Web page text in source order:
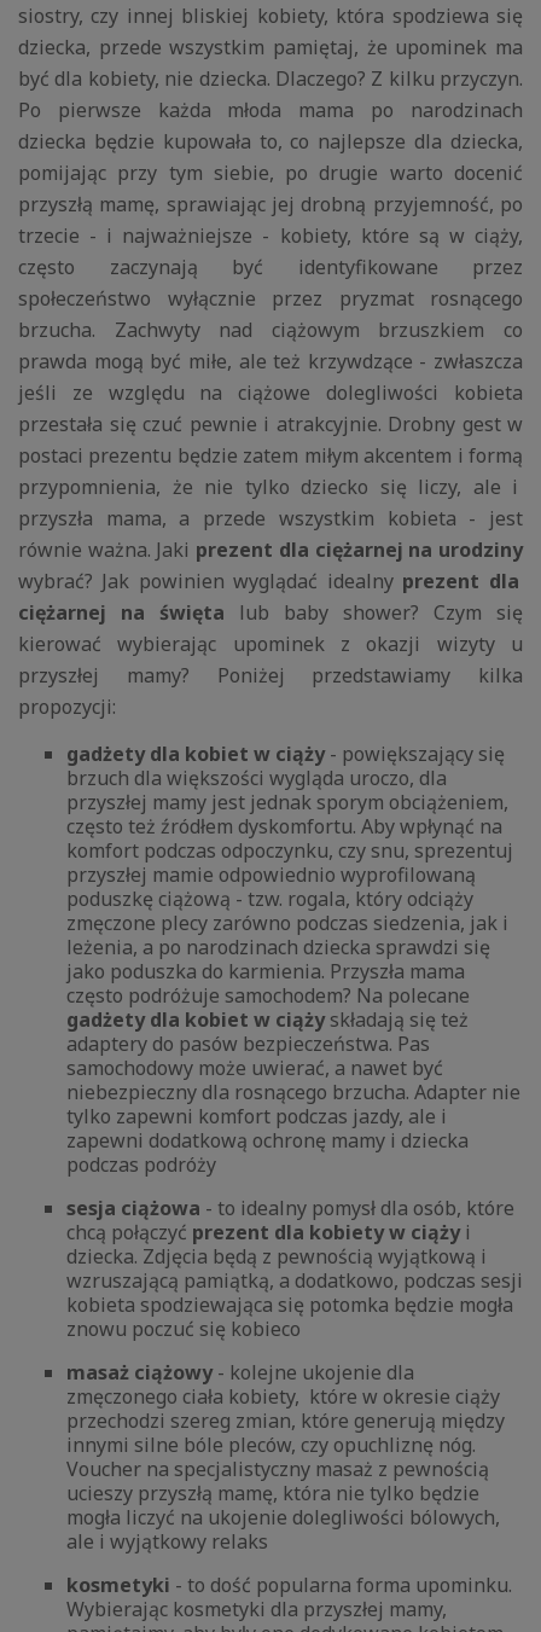
siostry, czy innej bliskiej kobiety, która spodziewa się
dziecka, przede wszystkim pamiętaj, że upominek ma
być dla kobiety, nie dziecka. Dlaczego? Z kilku przyczyn.
Po pierwsze każda młoda mama po narodzinach
dziecka będzie kupowała to, co najlepsze dla dziecka,
pomijając przy tym siebie, po drugie warto docenić
przyszłą mamę, sprawiając jej drobną przyjemność, po
trzecie - i najważniejsze - kobiety, które są w ciąży,
często zaczynają być identyfikowane przez
społeczeństwo wyłącznie przez pryzmat rosnącego
brzucha. Zachwyty nad ciążowym brzuszkiem co
prawda mogą być miłe, ale też krzywdzące - zwłaszcza
jeśli ze względu na ciążowe dolegliwości kobieta
przestała się czuć pewnie i atrakcyjnie. Drobny gest w
postaci prezentu będzie zatem miłym akcentem i formą
przypomnienia, że nie tylko dziecko się liczy, ale i
przyszła mama, a przede wszystkim kobieta - jest
równie ważna. Jaki prezent dla ciężarnej na urodziny
wybrać? Jak powinien wyglądać idealny prezent dla
ciężarnej na święta lub baby shower? Czym się
kierować wybierając upominek z okazji wizyty u
przyszłej mamy? Poniżej przedstawiamy kilka
propozycji:
gadżety dla kobiet w ciąży- powiększający się
brzuch dla większości wygląda uroczo, dla
przyszłej mamy jest jednak sporym obciążeniem,
często też źródłem dyskomfortu. Aby wpłynąć na
komfort podczas odpoczynku, czy snu, sprezentuj
przyszłej mamie odpowiednio wyprofilowaną
poduszkę ciążową - tzw. rogala, który odciąży
zmęczone plecy zarówno podczas siedzenia, jak i
leżenia, a po narodzinach dziecka sprawdzi się
jako poduszka do karmienia. Przyszła mama
często podróżuje samochodem? Na polecane
gadżety dla kobiet w ciążyskładają się też
adaptery do pasów bezpieczeństwa. Pas
samochodowy może uwierać, a nawet być
niebezpieczny dla rosnącego brzucha. Adapter nie
tylko zapewni komfort podczas jazdy, ale i
zapewni dodatkową ochronę mamy i dziecka
podczas podróży
sesja ciążowa - to idealny pomysł dla osób, które
chcą połączyć prezent dla kobiety w ciążyi
dziecka. Zdjęcia będą z pewnością wyjątkową i
wzruszającą pamiątką, a dodatkowo, podczas sesji
kobieta spodziewająca się potomka będzie mogła
znowu poczuć się kobieco
masaż ciążowy- kolejne ukojenie dla
zmęczonego ciała kobiety, które w okresie ciąży
przechodzi szereg zmian, które generują między
innymi silne bóle pleców, czy opuchliznę nóg.
Voucher na specjalistyczny masaż z pewnością
ucieszy przyszłą mamę, która nie tylko będzie
mogła liczyć na ukojenie dolegliwości bólowych,
ale i wyjątkowy relaks
kosmetyki - to dość popularna forma upominku.
Wybierając kosmetyki dla przyszłej mamy,